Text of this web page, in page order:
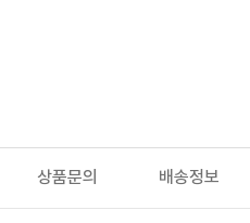
상품문의 배송정보